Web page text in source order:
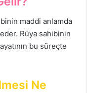
maddi anlamda
Rüya sahibinin
bu süreçte
Ne